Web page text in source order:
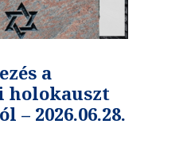
a
holokauszt
– 2026.06.28.